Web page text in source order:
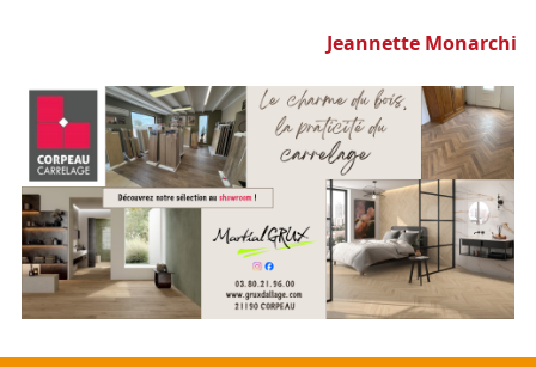
Jeannette Monarchi